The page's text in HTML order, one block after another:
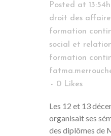
Posted at 13:54h
droit des
formation
social et
formation
0 Likes
Les 12 et 13
organisait ses
des diplômes de